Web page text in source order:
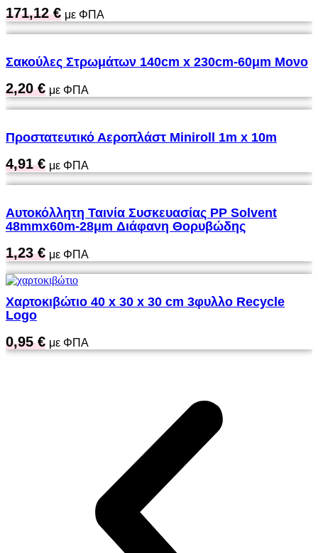
171,12€ με ΦΠΑ
Σακούλες Στρωμάτων 140cm x 230cm-60μm Μονο
2,20€ με ΦΠΑ
Προστατευτικό Αεροπλάστ Miniroll 1m x 10m
4,91€ με ΦΠΑ
Αυτοκόλλητη Ταινία Συσκευασίας PP Solvent
48mmx60m-28μm Διάφανη Θορυβώδης
1,23€ με ΦΠΑ
Χαρτοκιβώτιο 40 x 30 x 30 cm 3φυλλο Recycle
Logo
0,95€ με ΦΠΑ